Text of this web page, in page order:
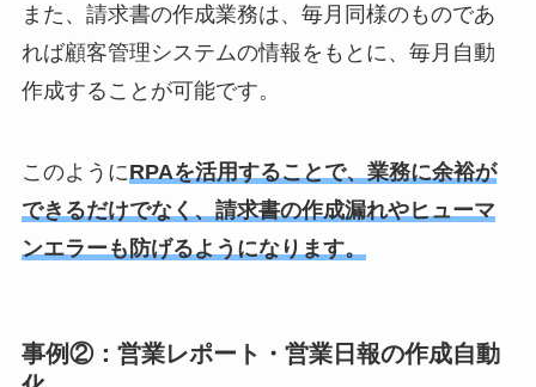
また、請求書の作成業務は、毎月同様のものであ
れば顧客管理システムの情報をもとに、毎月自動
作成することが可能です。
このようにRPAを活用することで、業務に余裕が
できるだけでなく、請求書の作成漏れやヒューマ
ンエラーも防げるようになります。
事例②：営業レポート・営業日報の作成自動